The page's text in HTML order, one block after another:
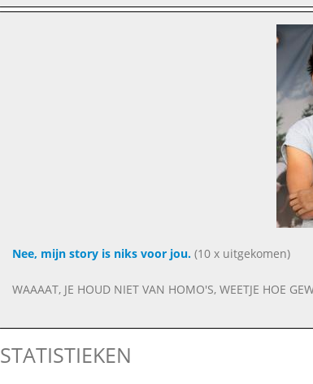
Nee, mijn story is niks voor jou.(10 x uitgekomen)
WAAAAT, JE HOUD NIET VAN HOMO'S, WEETJE HOE
STATISTIEKEN